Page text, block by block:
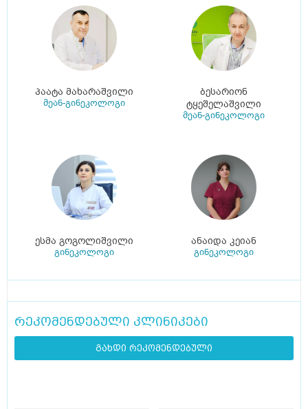
პაატა მახარაშვილი
მეან-გინეკოლოგი
ბესარიონ
ტყეშელაშვილი
მეან-გინეკოლოგი
ესმა გოგოლიშვილი
გინეკოლოგი
ანაიდა კეიან
გინეკოლოგი
რეკომენდებული კლინიკები
გახდი რეკომენდებული